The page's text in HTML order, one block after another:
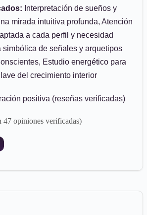
Interpretación de sueños y
mirada intuitiva profunda, Atención
a cada perfil y necesidad
simbólica de señales y arquetipos
Estudio energético para
del crecimiento interior
positiva (reseñas verificadas)
47 opiniones verificadas)